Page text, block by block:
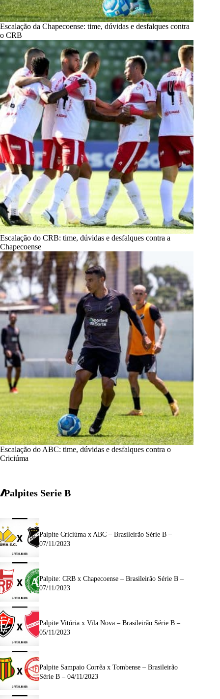
Escalação da Chapecoense: time, dúvidas e desfalques contra
o CRB
Escalação do CRB: time, dúvidas e desfalques contra a
Chapecoense
Escalação do ABC: time, dúvidas e desfalques contra o
Criciúma
Palpites Serie B
Palpite Criciúma x ABC – Brasileirão Série B –
07/11/2023
Palpite: CRB x Chapecoense – Brasileirão Série B –
07/11/2023
Palpite Vitória x Vila Nova – Brasileirão Série B –
05/11/2023
Palpite Sampaio Corrêa x Tombense – Brasileirão
Série B – 04/11/2023